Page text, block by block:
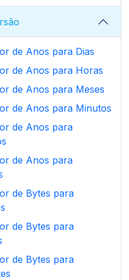
de Anos para Dias
de Anos para Horas
de Anos para Meses
de Anos para Minutos
de Anos para
de Anos para
de Bytes para
de Bytes para
de Bytes para